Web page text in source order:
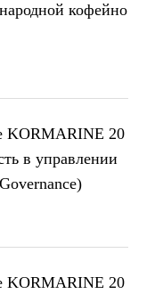
кофейно
KORMARINE 20
в управлении
KORMARINE 20